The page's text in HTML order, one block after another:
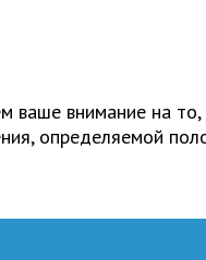
внимание на то,
определяемой